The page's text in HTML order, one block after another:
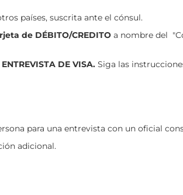
países, suscrita ante el cónsul.
de DÉBITO/CREDITO a nombre del
DE VISA. Siga las
para una entrevista con un oficial
adicional.